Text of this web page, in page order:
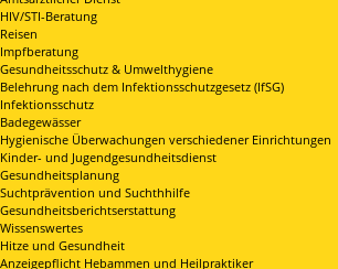
HIV/STI-Beratung
Reisen
Impfberatung
Gesundheitsschutz & Umwelthygiene
Belehrung nach dem Infektionsschutzgesetz (IfSG)
Infektionsschutz
Badegewässer
Hygienische Überwachungen verschiedener Einrichtungen
Kinder- und Jugendgesundheitsdienst
Gesundheitsplanung
Suchtprävention und Suchthhilfe
Gesundheitsberichtserstattung
Wissenswertes
Hitze und Gesundheit
Anzeigepflicht Hebammen und Heilpraktiker